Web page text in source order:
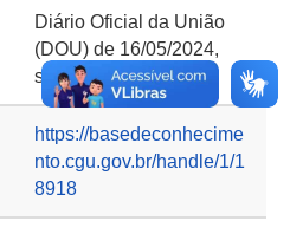
Diário Oficial da União
(DOU) de 16/05/2024,
seção 2, página 47
https://basedeconhecime
nto.cgu.gov.br/handle/1/1
8918